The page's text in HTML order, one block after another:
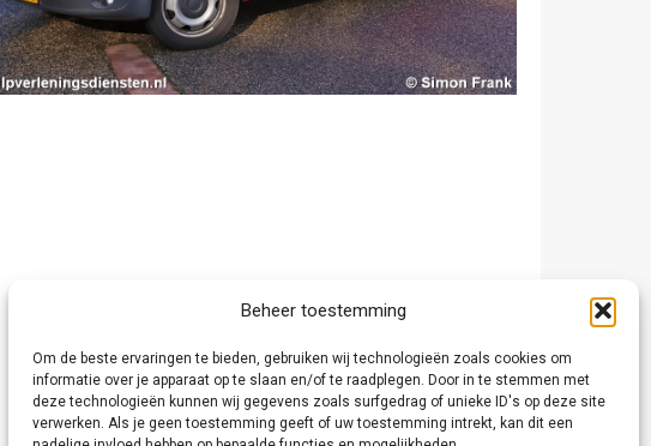
Beheer toestemming
Om de beste ervaringen te bieden, gebruiken wij technologieën zoals cookies om
informatie over je apparaat op te slaan en/of te raadplegen. Door in te stemmen met
deze technologieën kunnen wij gegevens zoals surfgedrag of unieke ID's op deze site
verwerken. Als je geen toestemming geeft of uw toestemming intrekt, kan dit een